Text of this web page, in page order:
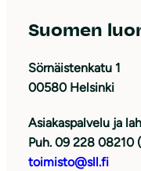
Suomen
Sörnäistenkatu 1
00580 Helsinki
Asiakaspalvelu ja
Puh. 09 228 08210
toimisto@sll.fi